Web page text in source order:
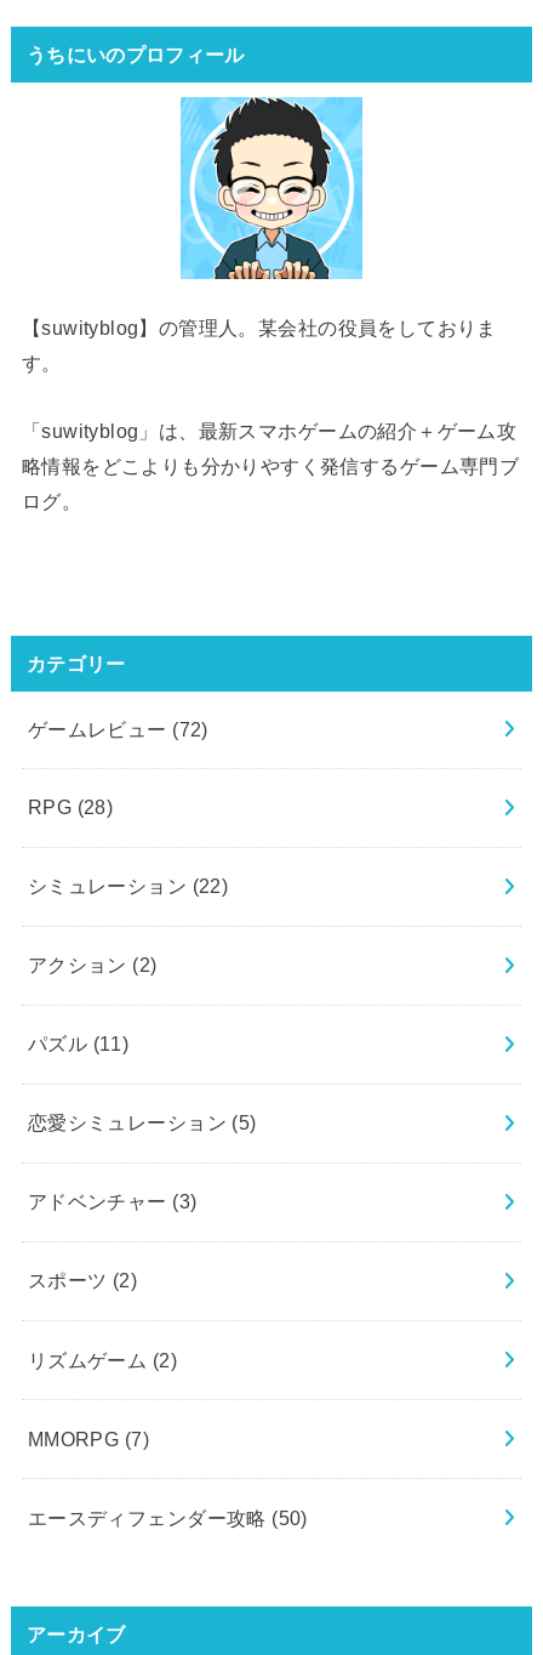
うちにいのプロフィール
【suwityblog】の管理人。某会社の役員をしておりま
す。
「suwityblog」は、最新スマホゲームの紹介＋ゲーム攻
略情報をどこよりも分かりやすく発信するゲーム専門ブ
ログ。
カテゴリー
ゲームレビュー (72)
RPG (28)
シミュレーション (22)
アクション (2)
パズル (11)
恋愛シミュレーション (5)
アドベンチャー (3)
スポーツ (2)
リズムゲーム (2)
MMORPG (7)
エースディフェンダー攻略 (50)
アーカイブ